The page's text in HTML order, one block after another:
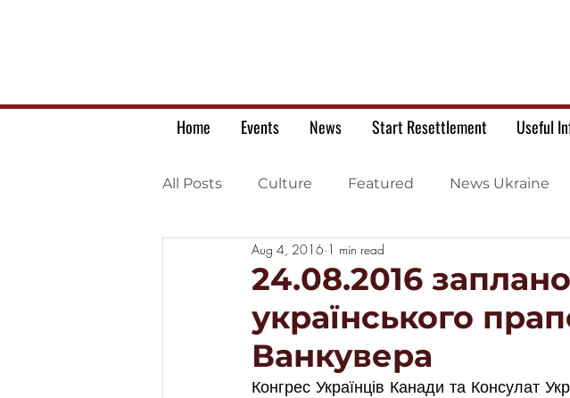
Home Events News Start Resettlement Useful
All Posts Culture Featured News Ukraine
Ukrainian war letters
24.08.2016
українського
Ванкувера
Aug 4, 2016 1 min read
Конгрес Українців Канади та Консулат